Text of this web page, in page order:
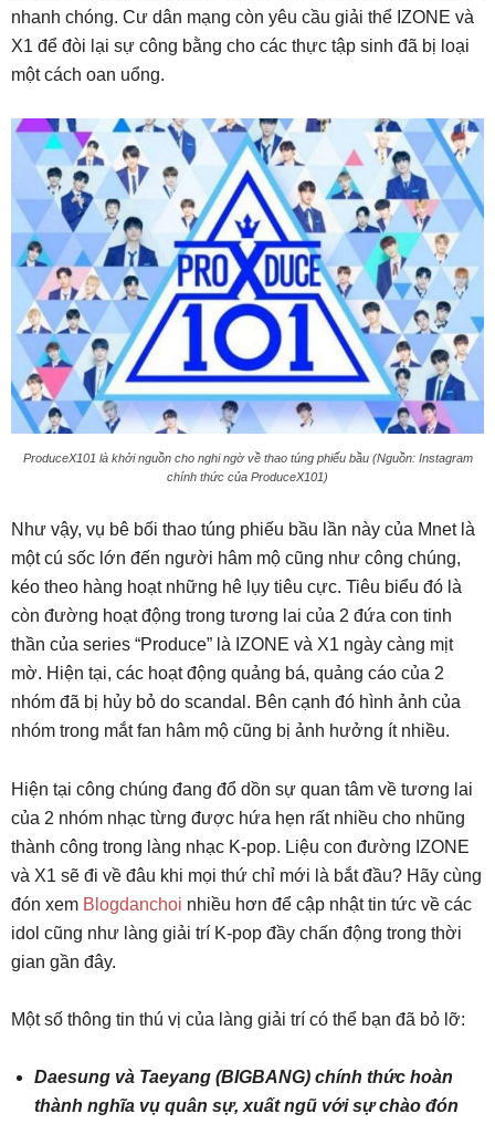
nhanh chóng. Cư dân mạng còn yêu cầu giải thể IZONE và
X1 để đòi lại sự công bằng cho các thực tập sinh đã bị loại
một cách oan uổng.
ProduceX101 là khởi nguồn cho nghi ngờ về thao túng phiếu bầu (Nguồn: Instagram
chính thức của ProduceX101)
Như vậy, vụ bê bối thao túng phiếu bầu lần này của Mnet là
một cú sốc lớn đến người hâm mộ cũng như công chúng,
kéo theo hàng hoạt những hê lụy tiêu cực. Tiêu biểu đó là
còn đường hoạt động trong tương lai của 2 đứa con tinh
thần của series “Produce” là IZONE và X1 ngày càng mịt
mờ. Hiện tại, các hoạt động quảng bá, quảng cáo của 2
nhóm đã bị hủy bỏ do scandal. Bên cạnh đó hình ảnh của
nhóm trong mắt fan hâm mộ cũng bị ảnh hưởng ít nhiều.
Hiện tại công chúng đang đổ dồn sự quan tâm về tương lai
của 2 nhóm nhạc từng được hứa hẹn rất nhiều cho nhũng
thành công trong làng nhạc K-pop. Liệu con đường IZONE
và X1 sẽ đi về đâu khi mọi thứ chỉ mới là bắt đầu? Hãy cùng
đón xem Blogdanchoi nhiều hơn để cập nhật tin tức về các
idol cũng như làng giải trí K-pop đầy chấn động trong thời
gian gần đây.
Một số thông tin thú vị của làng giải trí có thể bạn đã bỏ lỡ:
Daesung và Taeyang (BIGBANG) chính thức hoàn
thành nghĩa vụ quân sự, xuất ngũ với sự chào đón